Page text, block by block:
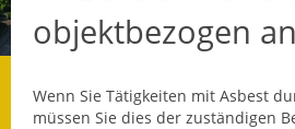
Was
objektbezogen
Wenn Sie Tätigkeiten mit Asbest
müssen Sie dies der zuständigen